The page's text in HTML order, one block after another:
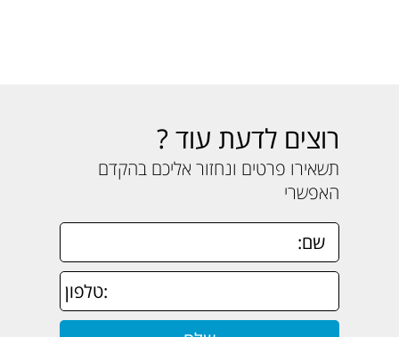
רוצים לדעת עוד ?
תשאירו פרטים ונחזור אליכם בהקדם
האפשרי